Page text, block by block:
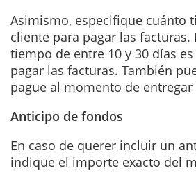
Asimismo, especifique cuánto
cliente para pagar las
tiempo de entre 10 y 30 días
pagar las facturas. También
pague al momento de
Anticipo de fondos
En caso de querer incluir un
indique el importe exacto del